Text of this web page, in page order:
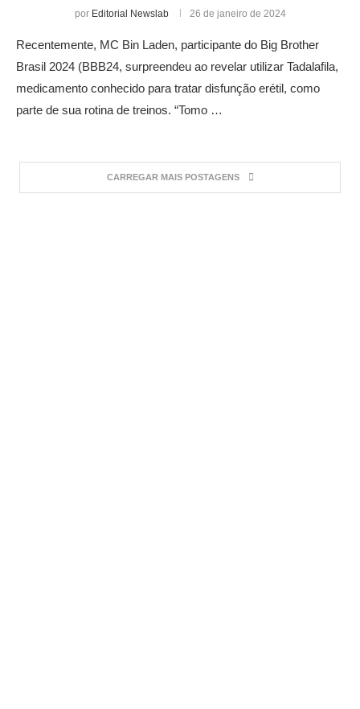
por Editorial Newslab 26 de janeiro de 2024
Recentemente, MC Bin Laden, participante do Big Brother
Brasil 2024 (BBB24, surpreendeu ao revelar utilizar Tadalafila,
medicamento conhecido para tratar disfunção erétil, como
parte de sua rotina de treinos. “Tomo …
CARREGAR MAIS POSTAGENS